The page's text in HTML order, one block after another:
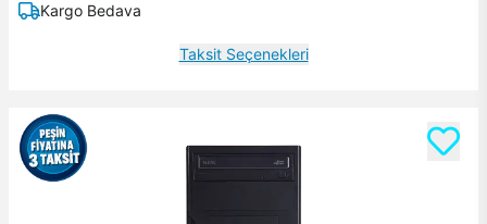
Kargo Bedava
Taksit Seçenekleri